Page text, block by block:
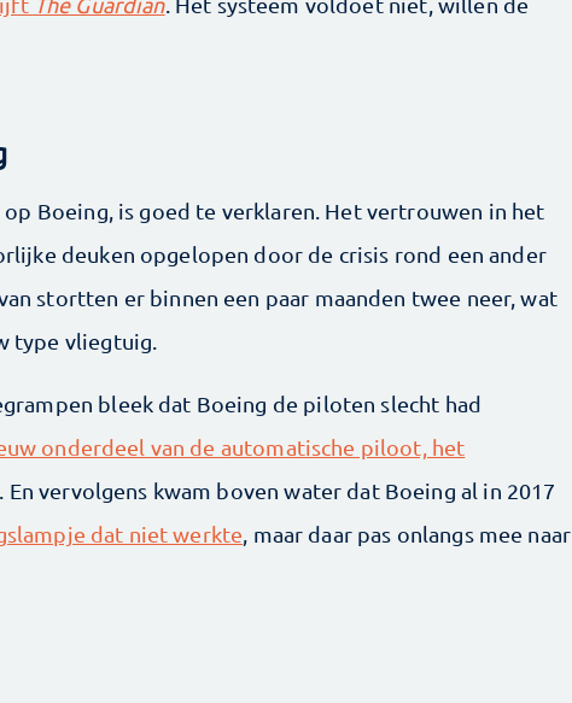
Boeing, is goed te verklaren. Het vertrouwen in het
deuken opgelopen door de crisis rond een ander
stortten er binnen een paar maanden twee neer, wat
type vliegtuig.
bleek dat Boeing de piloten slecht had
onderdeel van de automatische piloot, het
. En vervolgens kwam boven water dat Boeing al in 2017
dat niet werkte , maar daar pas onlangs mee naar